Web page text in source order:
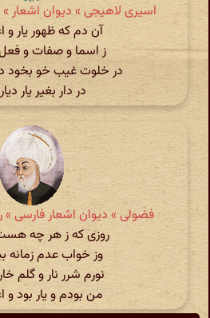
اسیری لاهیجی » دیوان اشعار »
آن دم که ظهور یار و
ز اسما و صفات و فعل
در خلوت غیب خو
در دار بغیر یار
فضولی » دیوان اشعار فارسی »
روزی که ز هر چه هست
وز خواب عدم زمانه
نورم شرر نار و گلم
من بودم و یار بود و